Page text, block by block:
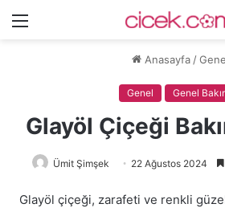
Menü
Anasayfa /
Genel Genel
Glayöl Çiçeği
Ümit Şimşek 22 Ağustos 2024
Glayöl çiçeği, zarafeti ve renkli